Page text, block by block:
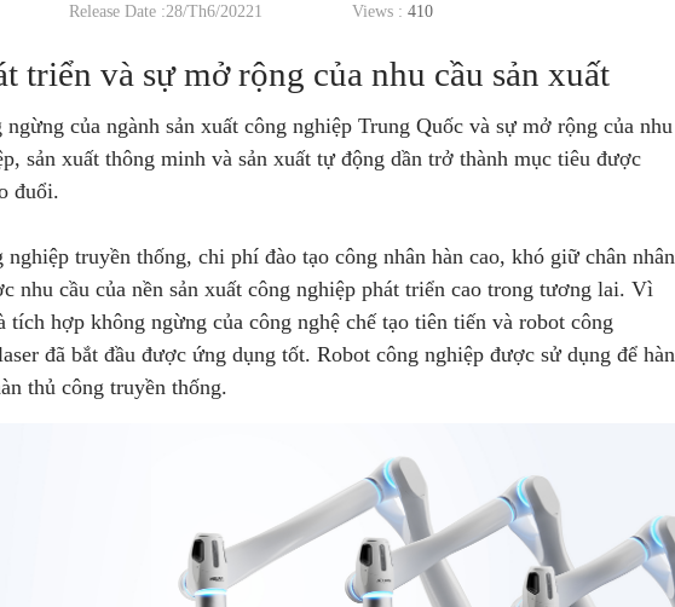
Release Date :28/Th6/20221 Views : 410
triển và sự mở rộng của nhu cầu sản xuất
của ngành sản xuất công nghiệp Trung Quốc và sự mở rộng của nhu
sản xuất thông minh và sản xuất tự động dần trở thành mục tiêu được
đuổi.
truyền thống, chi phí đào tạo công nhân hàn cao, khó giữ chân nhân
nhu cầu của nền sản xuất công nghiệp phát triển cao trong tương lai. Vì
hợp không ngừng của công nghệ chế tạo tiên tiến và robot công
đã bắt đầu được ứng dụng tốt. Robot công nghiệp được sử dụng để hàn
thủ công truyền thống.